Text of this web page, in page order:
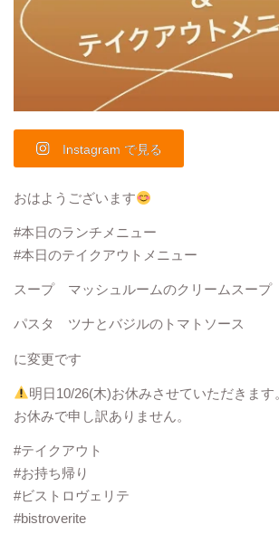
Instagram で見る
おはようございます
#本日のランチメニュー
#本日のテイクアウトメニュー
スープ マッシュルームのクリームスープ
パスタ ツナとバジルのトマトソース
に変更です
明日10/26(木)お休みさせていただきま
お休みで申し訳ありません。
#テイクアウト
#お持ち帰り
#ビストロヴェリテ
#bistroverite